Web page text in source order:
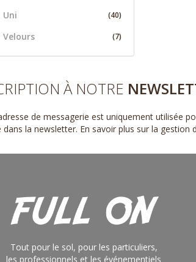
Uni (40)
Velours (7)
À NOTRE
de messagerie est uniquement utilisée
dans la newsletter. En savoir plus sur la gestion
Tout pour le sol, pour les particuliers,
les professionnels et les événementiels